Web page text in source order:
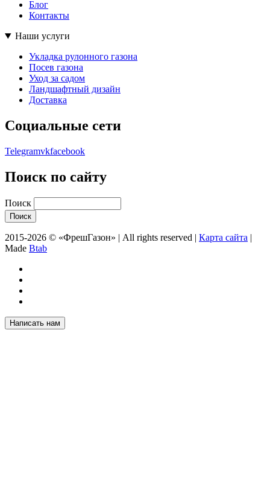
Блог
Контакты
Наши услуги
Укладка рулонного газона
Посев газона
Уход за садом
Ландшафтный дизайн
Доставка
Социальные сети
Telegramvkfacebook
Поиск по сайту
Поиск
2015-2026 © «ФрешГазон» | All rights reserved | Карта сайта |
Made Btab
Написать нам